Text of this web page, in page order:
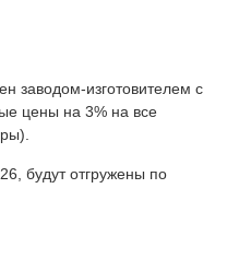
заводом-изготовителем с
цены на 3% на все
будут отгружены по